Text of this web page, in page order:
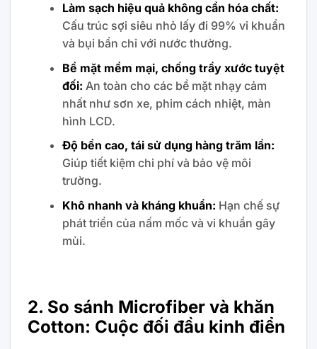
Làm sạch hiệu quả không cần hóa chất:
Cấu trúc sợi siêu nhỏ lấy đi 99% vi khuẩn
và bụi bẩn chỉ với nước thường.
Bề mặt mềm mại, chống trầy xước tuyệt
đối: An toàn cho các bề mặt nhạy cảm
nhất như sơn xe, phim cách nhiệt, màn
hình LCD.
Độ bền cao, tái sử dụng hàng trăm lần:
Giúp tiết kiệm chi phí và bảo vệ môi
trường.
Khô nhanh và kháng khuẩn: Hạn chế sự
phát triển của nấm mốc và vi khuẩn gây
mùi.
2. So sánh Microfiber và khăn
Cotton: Cuộc đối đầu kinh điển